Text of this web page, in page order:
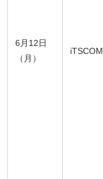
6月12日
（月）
iTSCOM